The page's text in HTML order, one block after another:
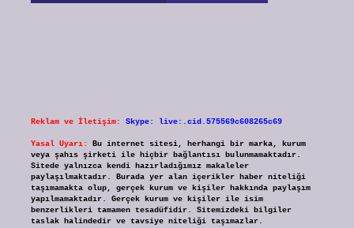
Reklam ve İletişim: Skype: live:.cid.575569c608265c69
Yasal Uyarı:
Bu internet sitesi, herhangi bir marka, kurum
veya şahıs şirketi ile hiçbir bağlantısı bulunmamaktadır.
Sitede yalnızca kendi hazırladığımız makaleler
paylaşılmaktadır. Burada yer alan içerikler haber niteliği
taşımamakta olup, gerçek kurum ve kişiler hakkında paylaşım
yapılmamaktadır. Gerçek kurum ve kişiler ile isim
benzerlikleri tamamen tesadüfidir. Sitemizdeki bilgiler
taslak halindedir ve tavsiye niteliği taşımazlar.